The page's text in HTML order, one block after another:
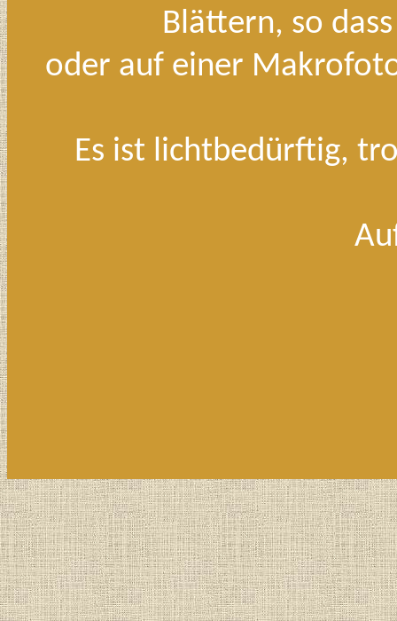
Blättern, so
oder auf einer
Es ist lichtbedürftig,